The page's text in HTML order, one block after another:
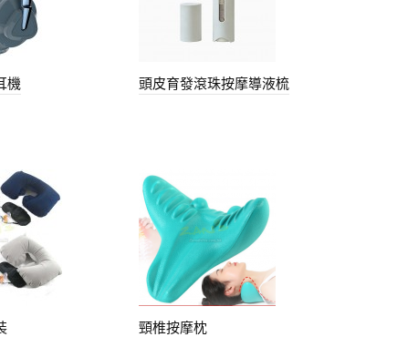
機 頭皮育發滾珠按摩導液梳
頸椎按摩枕